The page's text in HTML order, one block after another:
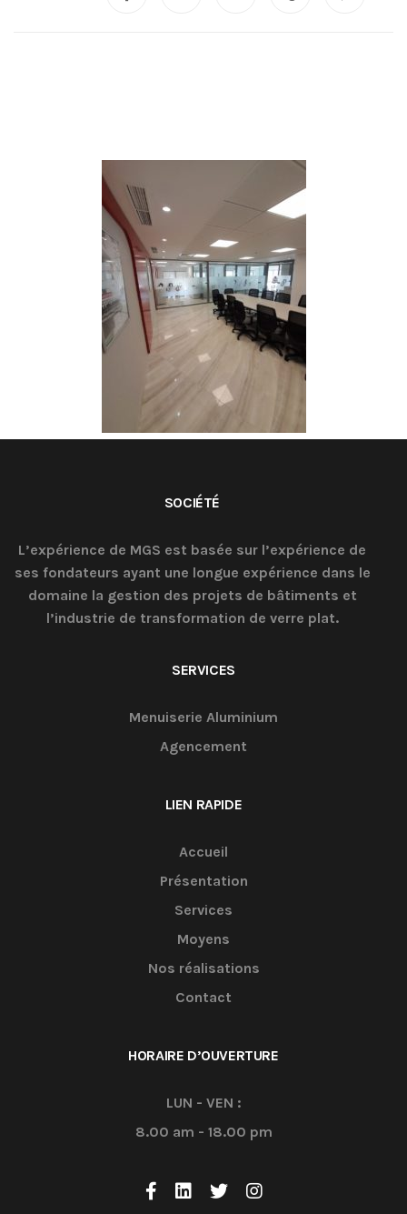
SOCIÉTÉ
L’expérience de MGS est basée sur l’expérience de
ses fondateurs ayant une longue expérience dans le
domaine la gestion des projets de bâtiments et
l’industrie de transformation de verre plat.
SERVICES
Menuiserie Aluminium
Agencement
LIEN RAPIDE
Accueil
Présentation
Services
Moyens
Nos réalisations
Contact
HORAIRE D’OUVERTURE
LUN - VEN :
8.00 am - 18.00 pm